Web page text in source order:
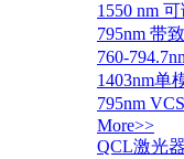
1550 nm
795nm 带
760-
1403nm单
795nm
More>>
QCL激光器